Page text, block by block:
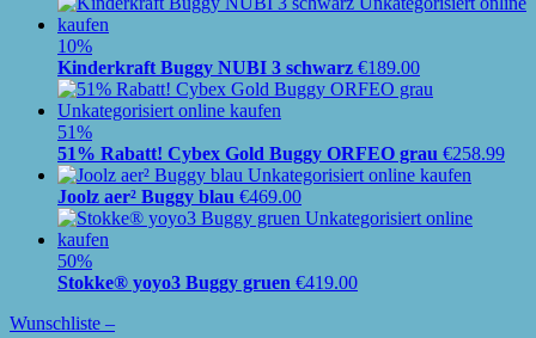
10%
Kinderkraft Buggy NUBI 3 schwarz €189.00
51%
51% Rabatt! Cybex Gold Buggy ORFEO grau €258.99
Joolz aer² Buggy blau €469.00
50%
Stokke® yoyo3 Buggy gruen €419.00
Wunschliste –